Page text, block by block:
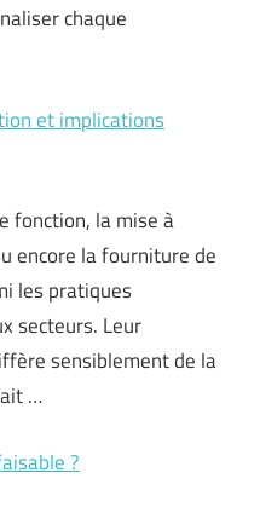
chaque
et implications
fonction, la mise à
encore la fourniture de
les pratiques
secteurs. Leur
sensiblement de la
…
?